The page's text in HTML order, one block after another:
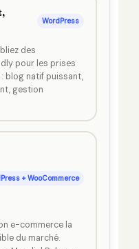
WordPress
des
pour les prises
: blog natif puissant,
gestion
+ WooCommerce
e-commerce la
du marché.